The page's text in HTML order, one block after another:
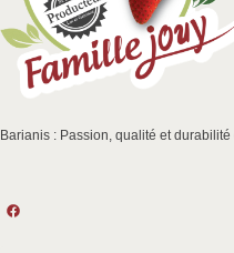
Barianis : Passion, qualité et